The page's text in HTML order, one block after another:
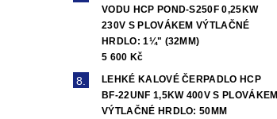
VODU HCP POND-S250F 0,25KW
230V S PLOVÁKEM VÝTLAČNÉ
HRDLO: 1¼" (32MM)
5 600 Kč
LEHKÉ KALOVÉ ČERPADLO HCP
BF-22UNF 1,5KW 400V S PLOVÁKEM
VÝTLAČNÉ HRDLO: 50MM